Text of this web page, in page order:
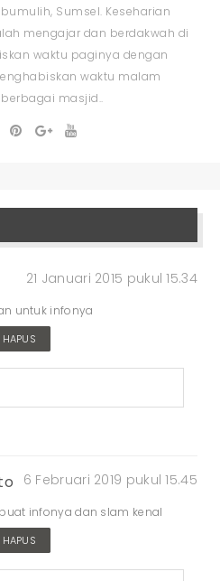
Sumsel. Keseharian
mengajar dan berdakwah di
waktu paginya dengan
waktu malam
masjid..
21 Januari 2015 pukul 15.34
untuk infonya
HAPUS
6 Februari 2019 pukul 15.45
infonya dan slam kenal
HAPUS